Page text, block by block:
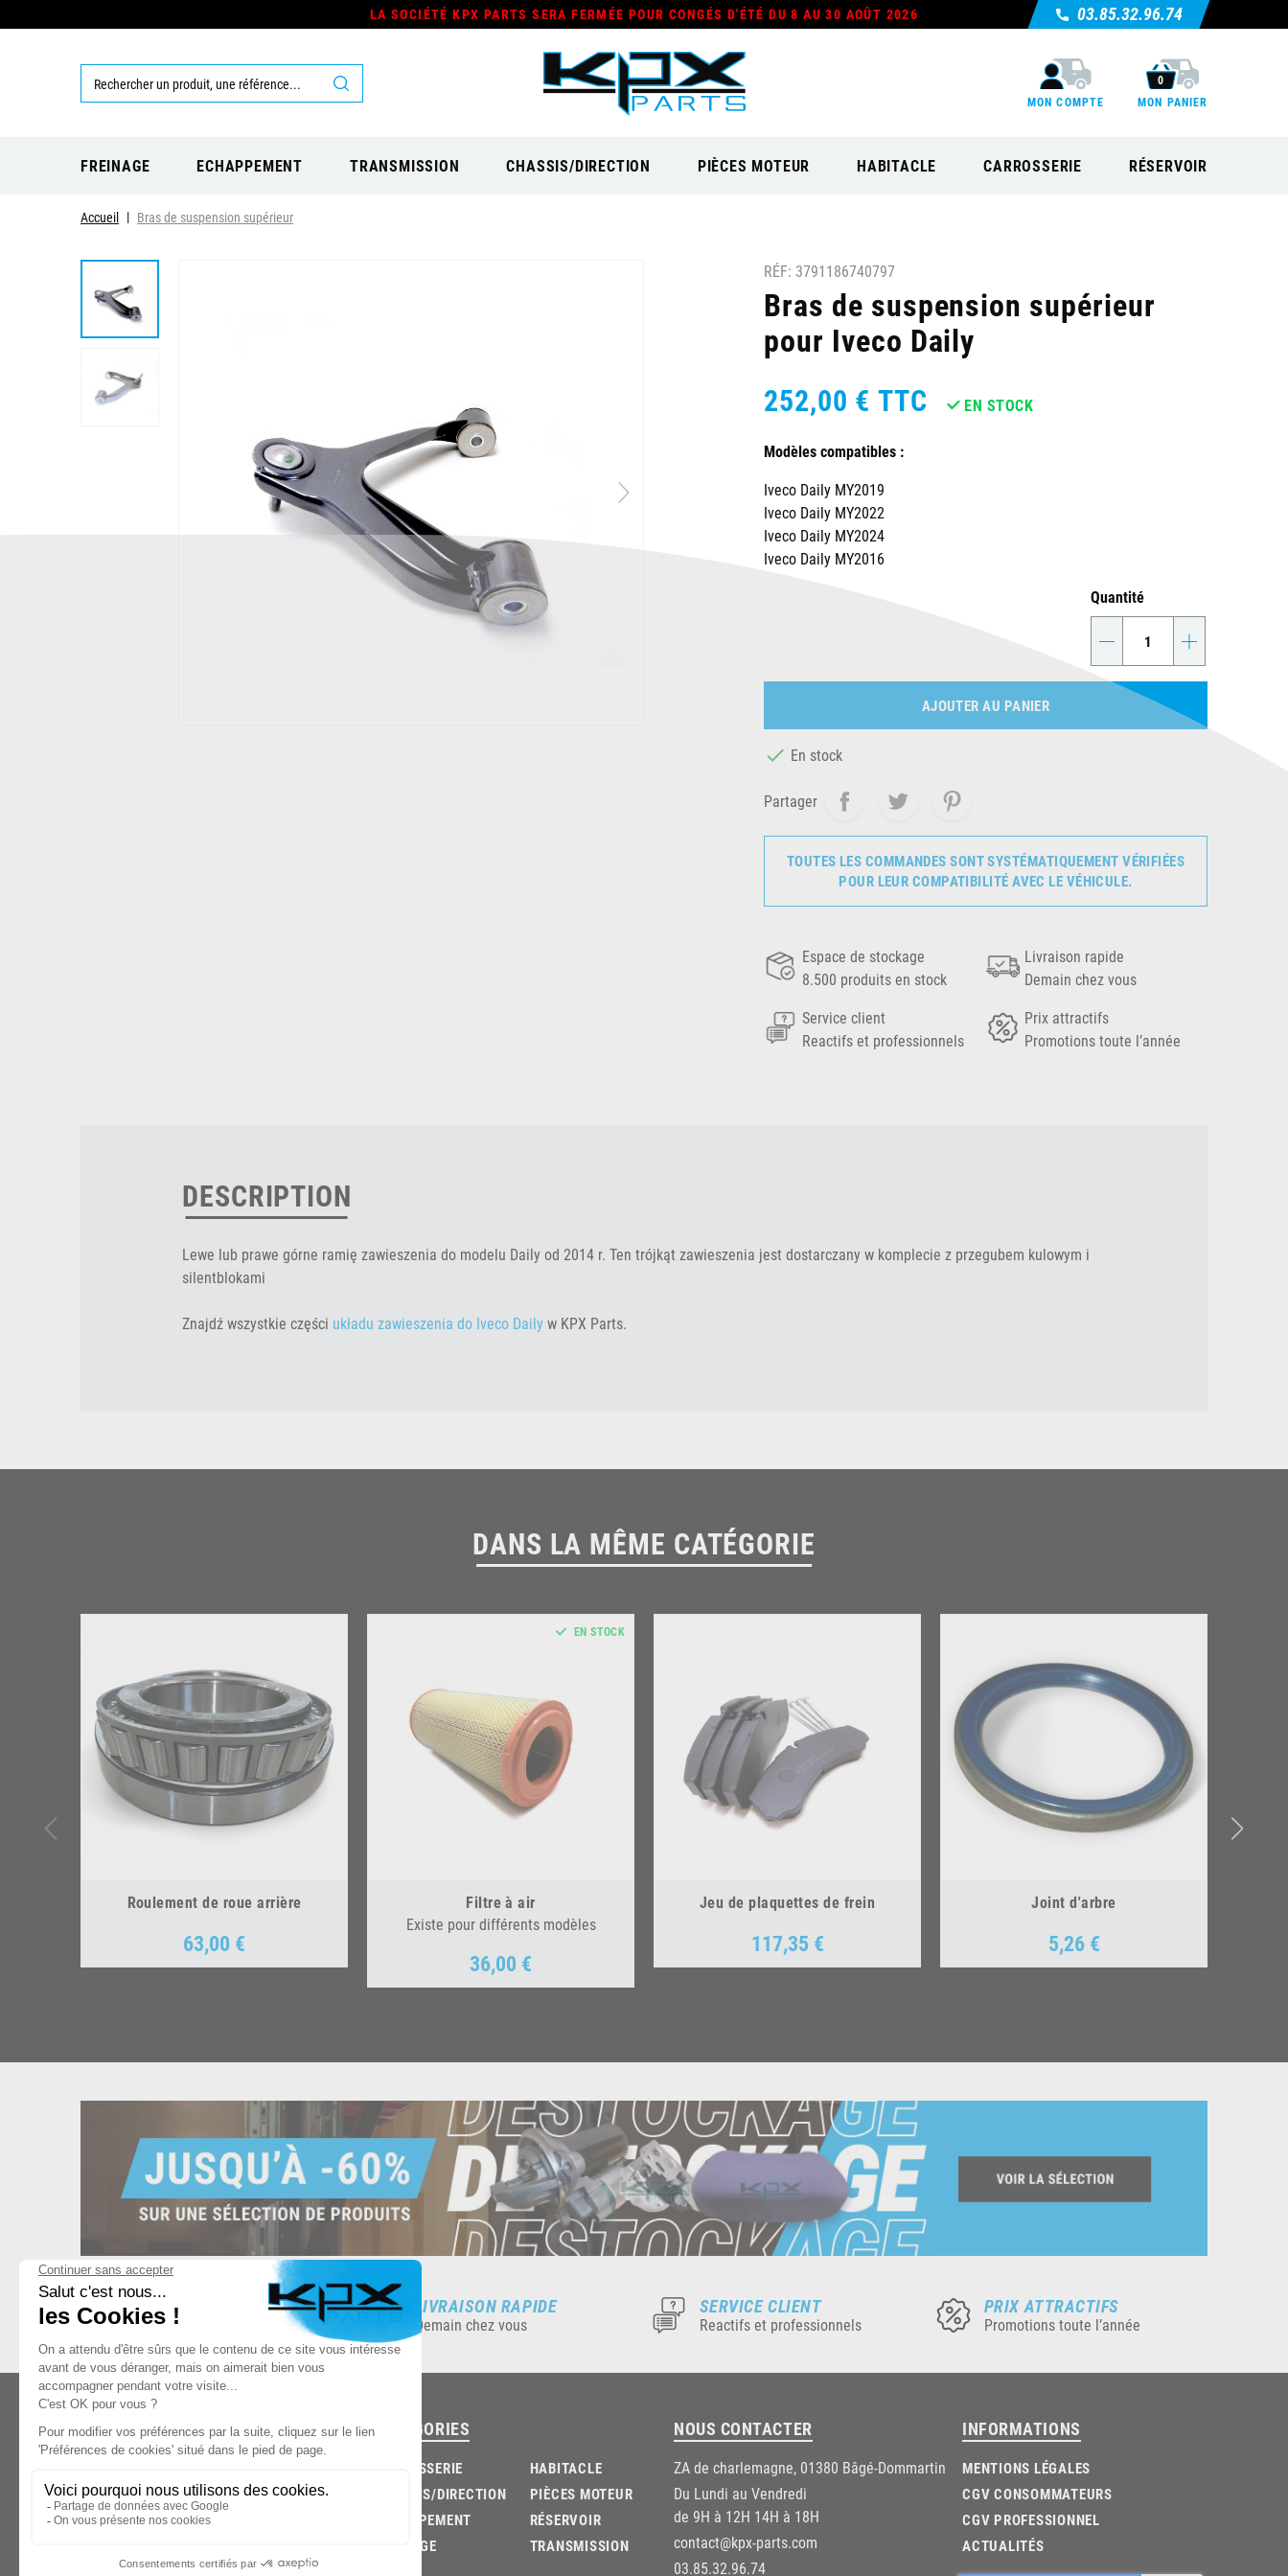
LA SOCIÉTÉ KPX PARTS SERA FERMÉE POUR CONGÉS D'ÉTÉ DU 8 AU 30 AOÛT 2026 03.85.32.96.74
MON COMPTE
0
MON PANIER
FREINAGE ECHAPPEMENT TRANSMISSION CHASSIS/DIRECTION PIÈCES MOTEUR HABITACLE CARROSSERIE RÉSERVOIR
Accueil Bras de suspension supérieur
RÉF: 3791186740797
Bras de suspension supérieur
pour Iveco Daily
252,00 € TTC EN STOCK
Modèles compatibles :
Iveco Daily MY2019
Iveco Daily MY2022
Iveco Daily MY2024
Iveco Daily MY2016
Quantité
- +
AJOUTER AU PANIER
 En stock
Partager
TOUTES LES COMMANDES SONT SYSTÉMATIQUEMENT VÉRIFIÉES
POUR LEUR COMPATIBILITÉ AVEC LE VÉHICULE.
Espace de stockage
8.500 produits en stock
Livraison rapide
Demain chez vous
Service client
Reactifs et professionnels
Prix attractifs
Promotions toute l’année
DESCRIPTION
Lewe lub prawe górne ramię zawieszenia do modelu Daily od 2014 r. Ten trójkąt zawieszenia jest dostarczany w komplecie z przegubem kulowym i
silentblokami
Znajdź wszystkie części układu zawieszenia do Iveco Dailyw KPX Parts.
DANS LA MÊME CATÉGORIE
Roulement de roue arrière
Prix
63,00 €
Filtre à air
Existe pour différents modèles
Prix
36,00 €
EN STOCK
Jeu de plaquettes de frein
Prix
117,35 €
Joint d'arbre
Prix
5,26 €
ESPACE DE STOCKAGE
8.500 produits en stock
LIVRAISON RAPIDE
Demain chez vous
SERVICE CLIENT
Reactifs et professionnels
PRIX ATTRACTIFS
Promotions toute l’année
03.85.32.96.74
© 2026 - KPX PARTS - SITE CRÉÉ PARLET'S CLIC
CATÉGORIES
CARROSSERIE
CHASSIS/DIRECTION
ECHAPPEMENT
FREINAGE
HABITACLE
PIÈCES MOTEUR
RÉSERVOIR
TRANSMISSION
NOUS CONTACTER
ZA de charlemagne, 01380 Bâgé-Dommartin
Du Lundi au Vendredi
de 9H à 12H 14H à 18H
contact@kpx-parts.com
03.85.32.96.74
INFORMATIONS
MENTIONS LÉGALES
CGV CONSOMMATEURS
CGV PROFESSIONNEL
ACTUALITÉS